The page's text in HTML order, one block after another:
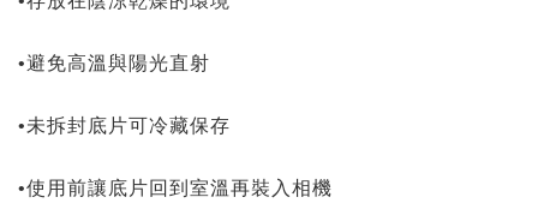
•避免高溫與陽光直射
•未拆封底片可冷藏保存
•使用前讓底片回到室溫再裝入相機